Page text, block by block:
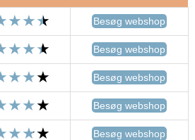
Besøg webshop
Besøg webshop
Besøg webshop
Besøg webshop
Besøg webshop